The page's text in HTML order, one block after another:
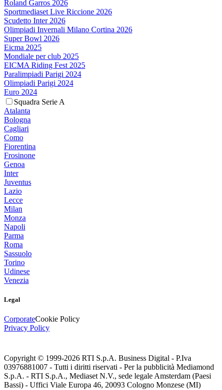
Roland Garros 2026
Sportmediaset Live Riccione 2026
Scudetto Inter 2026
Olimpiadi Invernali Milano Cortina 2026
Super Bowl 2026
Eicma 2025
Mondiale per club 2025
EICMA Riding Fest 2025
Paralimpiadi Parigi 2024
Olimpiadi Parigi 2024
Euro 2024
Squadra Serie A
Atalanta
Bologna
Cagliari
Como
Fiorentina
Frosinone
Genoa
Inter
Juventus
Lazio
Lecce
Milan
Monza
Napoli
Parma
Roma
Sassuolo
Torino
Udinese
Venezia
Legal
CorporateCookie Policy
Privacy Policy
Copyright © 1999-2026 RTI S.p.A. Business Digital - P.Iva
03976881007 - Tutti i diritti riservati - Per la pubblicità Mediamond
S.p.A. - RTI S.p.A., Mediaset N.V., sede legale Amsterdam (Paesi
Bassi) - Uffici Viale Europa 46, 20093 Cologno Monzese (MI)